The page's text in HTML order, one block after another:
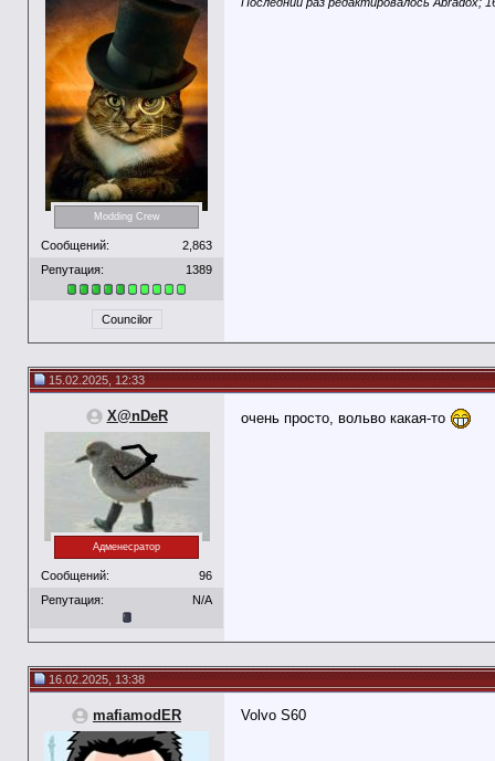
Modding Crew
Сообщений:
2,863
Репутация:
1389
Councilor
15.02.2025, 12:33
X@nDeR
Адменесратор
Сообщений:
96
Репутация:
N/A
очень просто, вольво какая-то
16.02.2025, 13:38
mafiamodER Volvo S60